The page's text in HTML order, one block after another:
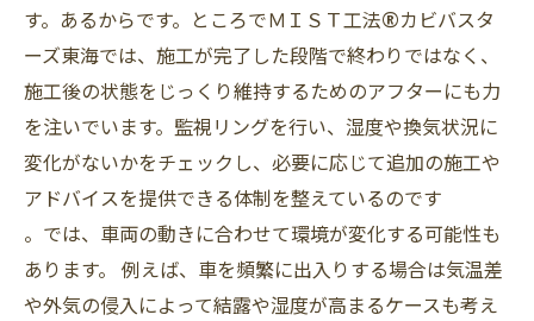
す。あるからです。ところでＭＩＳＴ工法®カビバスタ
ーズ東海では、施工が完了した段階で終わりではなく、
施工後の状態をじっくり維持するためのアフターにも力
を注いでいます。監視リングを行い、湿度や換気状況に
変化がないかをチェックし、必要に応じて追加の施工や
アドバイスを提供できる体制を整えているのです
。では、車両の動きに合わせて環境が変化する可能性も
あります。 例えば、車を頻繁に出入りする場合は気温差
や外気の侵入によって結露や湿度が高まるケースも考え